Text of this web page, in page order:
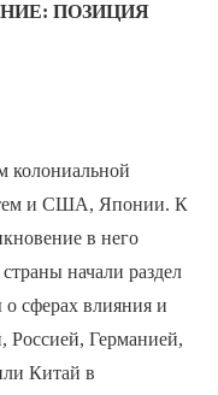
ПОЗИЦИЯ
колониальной
и США, Японии. К
в него
начали раздел
сферах влияния и
Россией, Германией,
Китай в